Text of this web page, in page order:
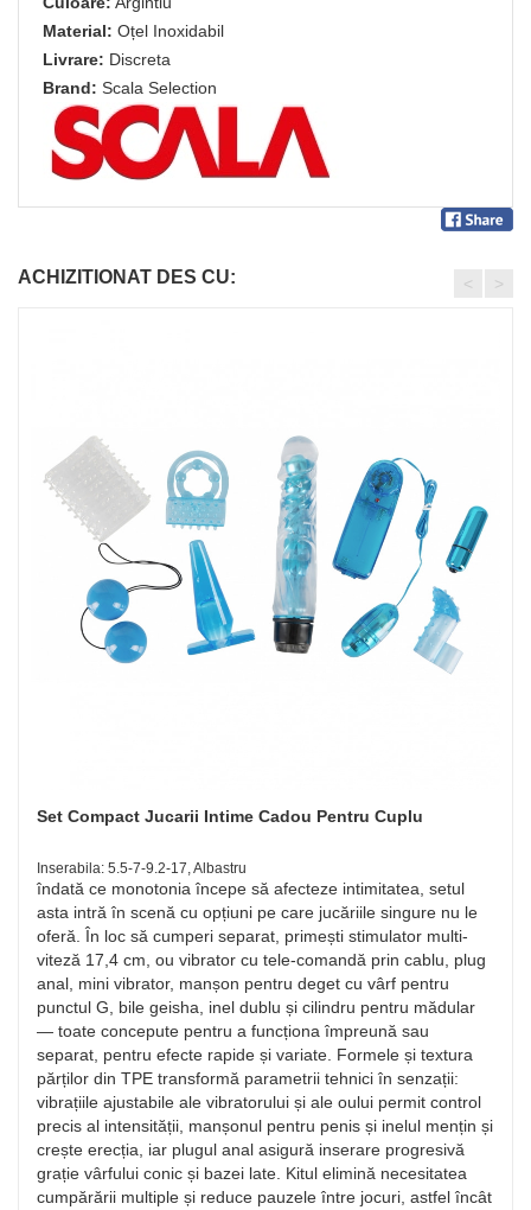
Material: Oțel Inoxidabil
Livrare: Discreta
Brand: Scala Selection
ACHIZITIONAT DES CU:
Set Compact Jucarii Intime Cadou Pentru Cuplu
Inserabila: 5.5-7-9.2-17, Albastru
îndată ce monotonia începe să afecteze intimitatea, setul
asta intră în scenă cu opțiuni pe care jucăriile singure nu le
oferă. În loc să cumperi separat, primești stimulator multi-
viteză 17,4 cm, ou vibrator cu tele-comandă prin cablu, plug
anal, mini vibrator, manșon pentru deget cu vârf pentru
punctul G, bile geisha, inel dublu și cilindru pentru mădular
— toate concepute pentru a funcționa împreună sau
separat, pentru efecte rapide și variate. Formele și textura
părților din TPE transformă parametrii tehnici în senzații:
vibrațiile ajustabile ale vibratorului și ale oului permit control
precis al intensității, manșonul pentru penis și inelul mențin și
crește erecția, iar plugul anal asigură inserare progresivă
grație vârfului conic și bazei late. Kitul elimină necesitatea
cumpărării multiple și reduce pauzele între jocuri, astfel încât
< >